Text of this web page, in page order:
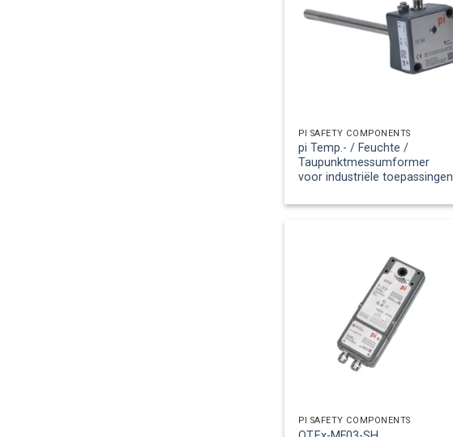
PI SAFETY COMPONENTS
pi Temp.- / Feuchte /
Taupunktmessumformer
voor industriële toepassingen
PI SAFETY COMPONENTS